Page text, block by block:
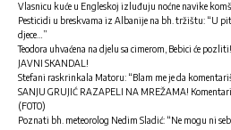
Vlasnicu kuće u Engleskoj izluđuju noćne navike
Pesticidi u breskvama iz Albanije na bh. tržištu: “U
djece…”
Teodora uhvaćena na djelu sa cimerom, Bebici će
JAVNI SKANDAL!
Stefani raskrinkala Matoru: “Blam me je da
SANJU GRUJIĆ RAZAPELI NA MREŽAMA!
(FOTO)
Poznati bh. meteorolog Nedim Sladić: “Ne mogu ni